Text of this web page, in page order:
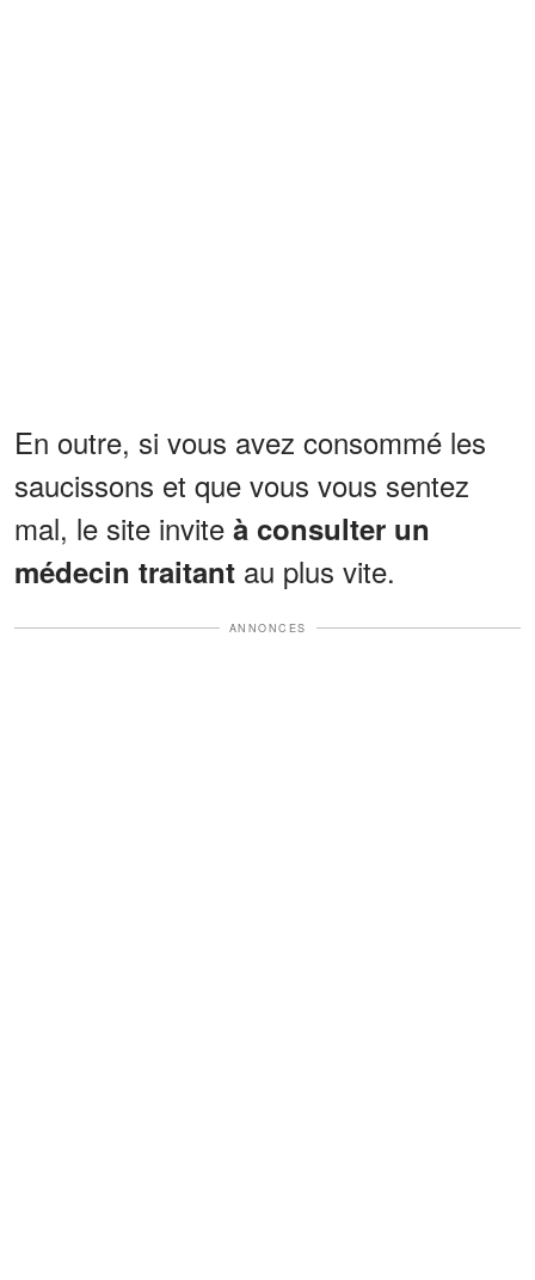
En outre, si vous avez consommé les
saucissons et que vous vous sentez
mal, le site invite à consulter un
médecin traitant au plus vite.
ANNONCES